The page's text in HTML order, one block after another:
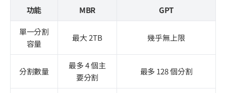
功能 MBR GPT
單一分割
容量
最大 2TB 幾乎無上限
分割數量
最多 4 個主
要分割
最多 128 個分割